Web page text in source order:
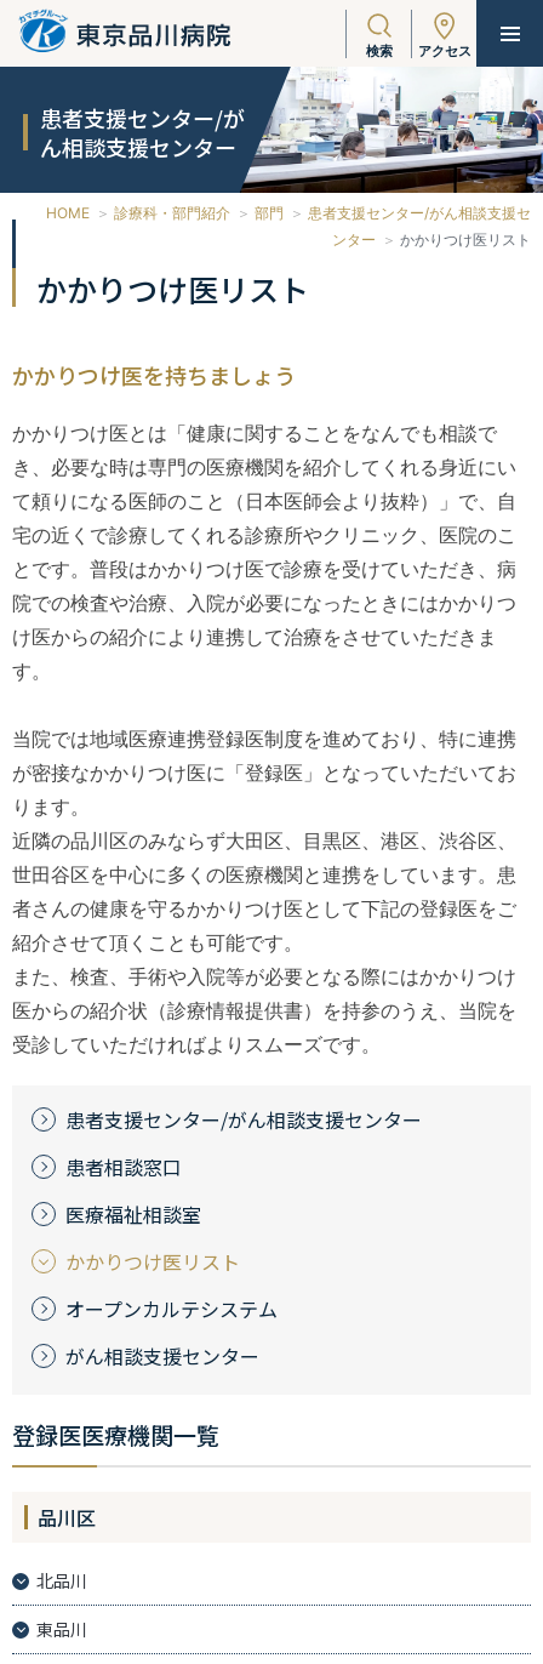
検索 アクセス
患者支援センター/が
ん相談支援センター
HOME 診療科・部門紹介 部門
患者支援センター/がん相談支援セ
ンター
かかりつけ医リスト
かかりつけ医リスト
かかりつけ医を持ちましょう
かかりつけ医とは「健康に関することをなんでも相談で
き、必要な時は専門の医療機関を紹介してくれる身近にい
て頼りになる医師のこと（日本医師会より抜粋）」で、自
宅の近くで診療してくれる診療所やクリニック、医院のこ
とです。普段はかかりつけ医で診療を受けていただき、病
院での検査や治療、入院が必要になったときにはかかりつ
け医からの紹介により連携して治療をさせていただきま
す。
当院では地域医療連携登録医制度を進めており、特に連携
が密接なかかりつけ医に「登録医」となっていただいてお
ります。
近隣の品川区のみならず大田区、目黒区、港区、渋谷区、
世田谷区を中心に多くの医療機関と連携をしています。患
者さんの健康を守るかかりつけ医として下記の登録医をご
紹介させて頂くことも可能です。
また、検査、手術や入院等が必要となる際にはかかりつけ
医からの紹介状（診療情報提供書）を持参のうえ、当院を
受診していただければよりスムーズです。
患者支援センター/がん相談支援センター
患者相談窓口
医療福祉相談室
かかりつけ医リスト
オープンカルテシステム
がん相談支援センター
登録医医療機関一覧
品川区
北品川
東品川